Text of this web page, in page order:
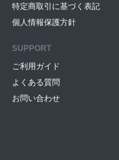
特定商取引に基づく表記
個人情報保護方針
SUPPORT
ご利用ガイド
よくある質問
お問い合わせ